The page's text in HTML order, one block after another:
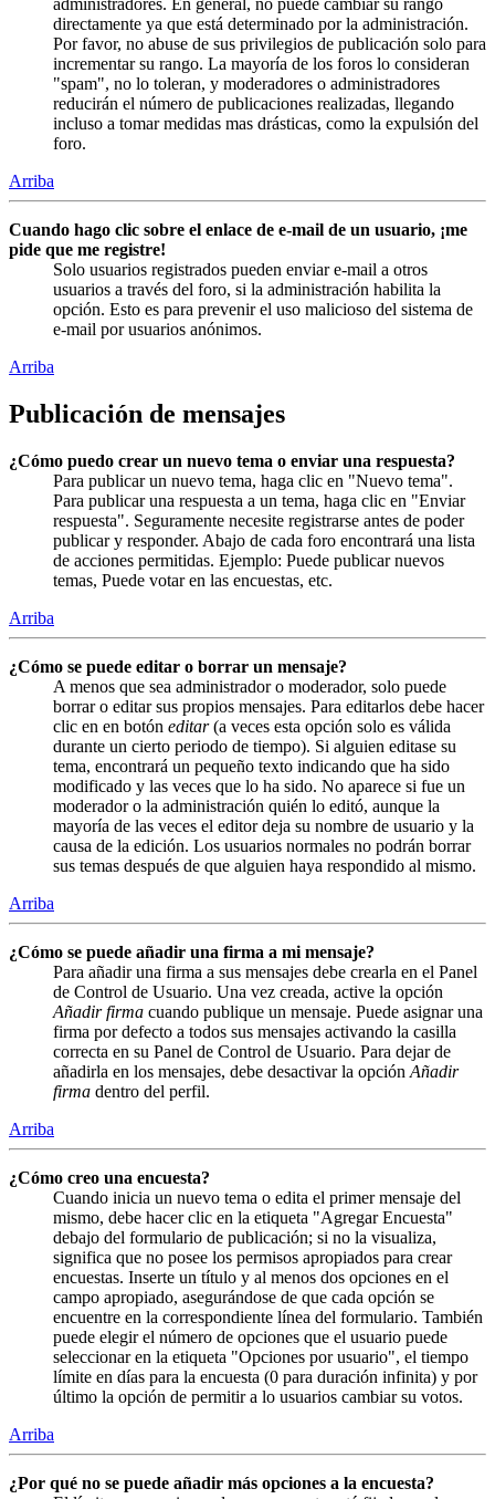
administradores. En general, no puede cambiar su rango
directamente ya que está determinado por la administración.
Por favor, no abuse de sus privilegios de publicación solo para
incrementar su rango. La mayoría de los foros lo consideran
"spam", no lo toleran, y moderadores o administradores
reducirán el número de publicaciones realizadas, llegando
incluso a tomar medidas mas drásticas, como la expulsión del
foro.
Arriba
Cuando hago clic sobre el enlace de e-mail de un usuario, ¡me
pide que me registre!
Solo usuarios registrados pueden enviar e-mail a otros
usuarios a través del foro, si la administración habilita la
opción. Esto es para prevenir el uso malicioso del sistema de
e-mail por usuarios anónimos.
Arriba
Publicación de mensajes
¿Cómo puedo crear un nuevo tema o enviar una respuesta?
Para publicar un nuevo tema, haga clic en "Nuevo tema".
Para publicar una respuesta a un tema, haga clic en "Enviar
respuesta". Seguramente necesite registrarse antes de poder
publicar y responder. Abajo de cada foro encontrará una lista
de acciones permitidas. Ejemplo: Puede publicar nuevos
temas, Puede votar en las encuestas, etc.
Arriba
¿Cómo se puede editar o borrar un mensaje?
A menos que sea administrador o moderador, solo puede
borrar o editar sus propios mensajes. Para editarlos debe hacer
clic en en botón editar(a veces esta opción solo es válida
durante un cierto periodo de tiempo). Si alguien editase su
tema, encontrará un pequeño texto indicando que ha sido
modificado y las veces que lo ha sido. No aparece si fue un
moderador o la administración quién lo editó, aunque la
mayoría de las veces el editor deja su nombre de usuario y la
causa de la edición. Los usuarios normales no podrán borrar
sus temas después de que alguien haya respondido al mismo.
Arriba
¿Cómo se puede añadir una firma a mi mensaje?
Para añadir una firma a sus mensajes debe crearla en el Panel
de Control de Usuario. Una vez creada, active la opción
Añadir firma cuando publique un mensaje. Puede asignar una
firma por defecto a todos sus mensajes activando la casilla
correcta en su Panel de Control de Usuario. Para dejar de
añadirla en los mensajes, debe desactivar la opción Añadir
firma dentro del perfil.
Arriba
¿Cómo creo una encuesta?
Cuando inicia un nuevo tema o edita el primer mensaje del
mismo, debe hacer clic en la etiqueta "Agregar Encuesta"
debajo del formulario de publicación; si no la visualiza,
significa que no posee los permisos apropiados para crear
encuestas. Inserte un título y al menos dos opciones en el
campo apropiado, asegurándose de que cada opción se
encuentre en la correspondiente línea del formulario. También
puede elegir el número de opciones que el usuario puede
seleccionar en la etiqueta "Opciones por usuario", el tiempo
límite en días para la encuesta (0 para duración infinita) y por
último la opción de permitir a lo usuarios cambiar su votos.
Arriba
¿Por qué no se puede añadir más opciones a la encuesta?